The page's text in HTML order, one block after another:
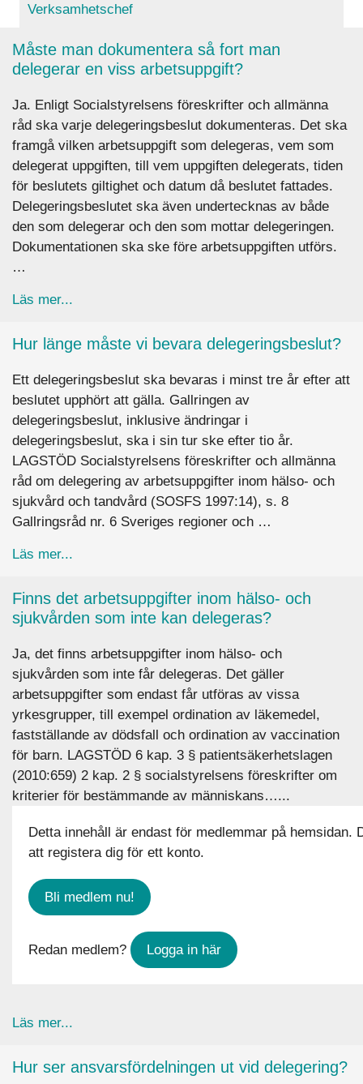
Verksamhetschef
Måste man dokumentera så fort man
delegerar en viss arbetsuppgift?
Ja. Enligt Socialstyrelsens föreskrifter och allmänna
råd ska varje delegeringsbeslut dokumenteras. Det ska
framgå vilken arbetsuppgift som delegeras, vem som
delegerat uppgiften, till vem uppgiften delegerats, tiden
för beslutets giltighet och datum då beslutet fattades.
Delegeringsbeslutet ska även undertecknas av både
den som delegerar och den som mottar delegeringen.
Dokumentationen ska ske före arbetsuppgiften utförs.
…
Läs mer...
Hur länge måste vi bevara delegeringsbeslut?
Ett delegeringsbeslut ska bevaras i minst tre år efter att
beslutet upphört att gälla. Gallringen av
delegeringsbeslut, inklusive ändringar i
delegeringsbeslut, ska i sin tur ske efter tio år.
LAGSTÖD Socialstyrelsens föreskrifter och allmänna
råd om delegering av arbetsuppgifter inom hälso- och
sjukvård och tandvård (SOSFS 1997:14), s. 8
Gallringsråd nr. 6 Sveriges regioner och …
Läs mer...
Finns det arbetsuppgifter inom hälso- och
sjukvården som inte kan delegeras?
Ja, det finns arbetsuppgifter inom hälso- och
sjukvården som inte får delegeras. Det gäller
arbetsuppgifter som endast får utföras av vissa
yrkesgrupper, till exempel ordination av läkemedel,
fastställande av dödsfall och ordination av vaccination
för barn. LAGSTÖD 6 kap. 3 § patientsäkerhetslagen
(2010:659) 2 kap. 2 § socialstyrelsens föreskrifter om
kriterier för bestämmande av människans…...
Detta innehåll är endast för medlemmar på hemsidan.
att registera dig för ett konto.
Bli medlem nu!
Redan medlem? Logga in här
Läs mer...
Hur ser ansvarsfördelningen ut vid delegering?